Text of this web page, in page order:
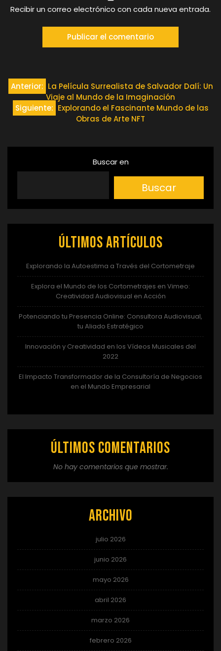
Recibir un correo electrónico con cada nueva entrada.
Navegación
de
Anterior: La Película Surrealista de Salvador Dalí: Un
Viaje al Mundo de la Imaginación
Siguiente: Explorando el Fascinante Mundo de las
Obras de Arte NFT
Buscar en
Buscar
Últimos artículos
Explorando la Autoestima a Través del Cortometraje
Explora el Mundo de los Cortometrajes en Vimeo:
Creatividad Audiovisual en Acción
Potenciando tu Presencia Online: Consultora Audiovisual,
tu Aliado Estratégico
Innovación y Creatividad en los Vídeos Musicales del
2022
El Impacto Transformador de la Consultoría de Negocios
en el Mundo Empresarial
Últimos comentarios
No hay comentarios que mostrar.
Archivo
julio 2026
junio 2026
mayo 2026
abril 2026
marzo 2026
febrero 2026